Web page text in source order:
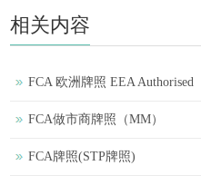
相关内容
FCA 欧洲牌照 EEA Authorised
FCA做市商牌照（MM）
FCA牌照(STP牌照)